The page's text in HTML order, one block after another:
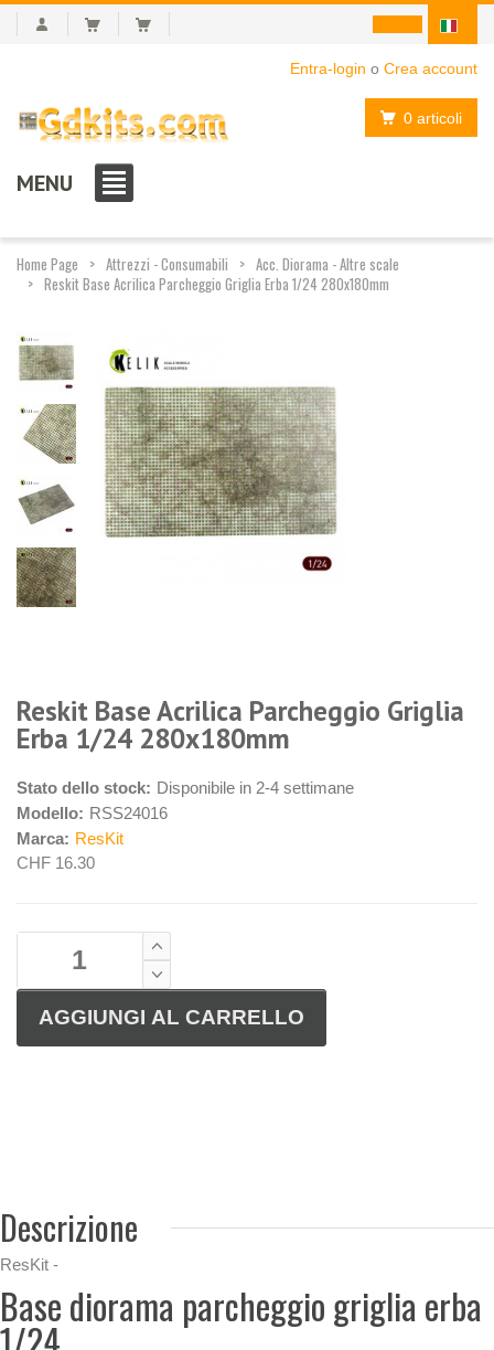
Entra-login o Crea account
0 articoli
MENU
Home Page Attrezzi - Consumabili
Acc. Diorama - Altre scale
Reskit Base Acrilica Parcheggio Griglia Erba 1/24 280x180mm
Reskit Base Acrilica Parcheggio Griglia
Erba 1/24 280x180mm
Stato dello stock: Disponibile in 2-4 settimane
Modello: RSS24016
Marca: ResKit
CHF 16.30
Descrizione
ResKit -
Base diorama parcheggio griglia erba